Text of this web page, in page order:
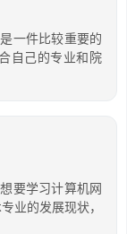
一件比较重要的
自己的专业和院
要学习计算机网
业的发展现状，